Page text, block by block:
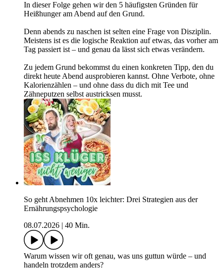
In dieser Folge gehen wir den 5 häufigsten Gründen für
Heißhunger am Abend auf den Grund.
Denn abends zu naschen ist selten eine Frage von Disziplin.
Meistens ist es die logische Reaktion auf etwas, das vorher am
Tag passiert ist – und genau da lässt sich etwas verändern.
Zu jedem Grund bekommst du einen konkreten Tipp, den du
direkt heute Abend ausprobieren kannst. Ohne Verbote, ohne
Kalorienzählen – und ohne dass du dich mit Tee und
Zähneputzen selbst austricksen musst.
So geht Abnehmen 10x leichter: Drei Strategien aus der
Ernährungspsychologie
08.07.2026
40 Min.
Warum wissen wir oft genau, was uns guttun würde – und
handeln trotzdem anders?